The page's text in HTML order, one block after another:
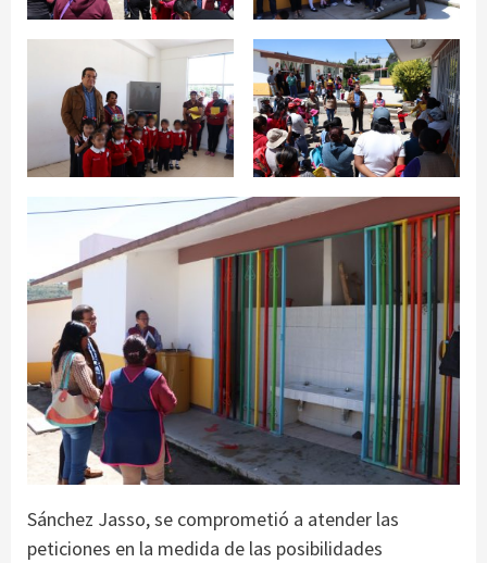
Sánchez Jasso, se comprometió a atender las
peticiones en la medida de las posibilidades